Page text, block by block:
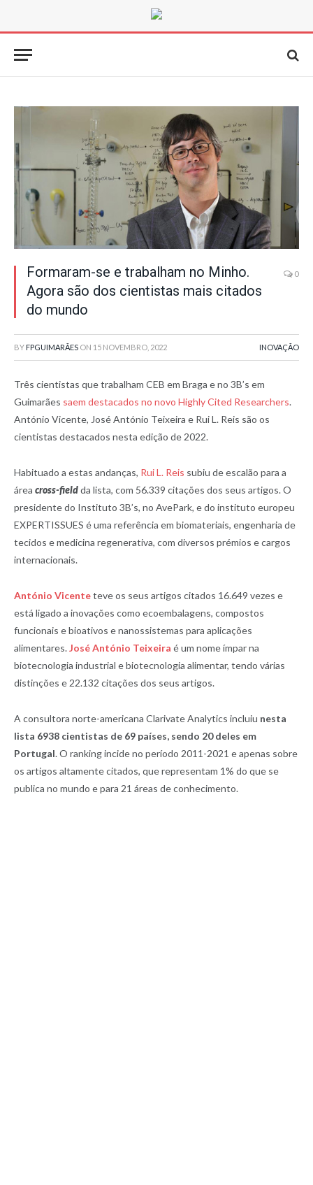
Formaram-se e trabalham no Minho.
Agora são dos cientistas mais citados
do mundo
0
BY FPGUIMARÃES ON 15 NOVEMBRO, 2022 INOVAÇÃO
Três cientistas que trabalham CEB em Braga e no 3B’s em
Guimarães saem destacados no novo Highly Cited Researchers.
António Vicente, José António Teixeira e Rui L. Reis são os
cientistas destacados nesta edição de 2022.
Habituado a estas andanças, Rui L. Reis subiu de escalão para a
área cross-fieldda lista, com 56.339 citações dos seus artigos. O
presidente do Instituto 3B’s, no AvePark, e do instituto europeu
EXPERTISSUES é uma referência em biomateriais, engenharia de
tecidos e medicina regenerativa, com diversos prémios e cargos
internacionais.
António Vicenteteve os seus artigos citados 16.649 vezes e
está ligado a inovações como ecoembalagens, compostos
funcionais e bioativos e nanossistemas para aplicações
alimentares.José António Teixeira é um nome ímpar na
biotecnologia industrial e biotecnologia alimentar, tendo várias
distinções e 22.132 citações dos seus artigos.
A consultora norte-americana Clarivate Analytics incluiu nesta
lista 6938 cientistas de 69 países, sendo 20 deles em
Portugal. O ranking incide no período 2011-2021 e apenas sobre
os artigos altamente citados, que representam 1% do que se
publica no mundo e para 21 áreas de conhecimento.